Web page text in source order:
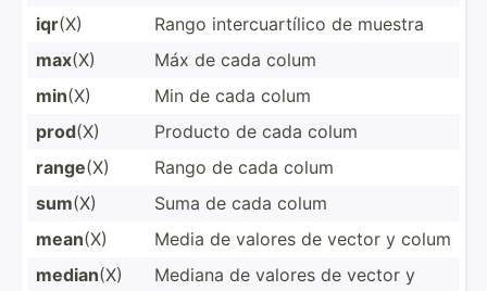
iqr(X)
Rango interc­uar­tílico de muestra
max(X)
Máx de cada colum
min(X)
Min de cada colum
prod(X)
Producto de cada colum
range(X)
Rango de cada colum
sum(X)
Suma de cada colum
mean(X)
Media de valores de vector y colum
median(X)
Mediana de valores de vector y